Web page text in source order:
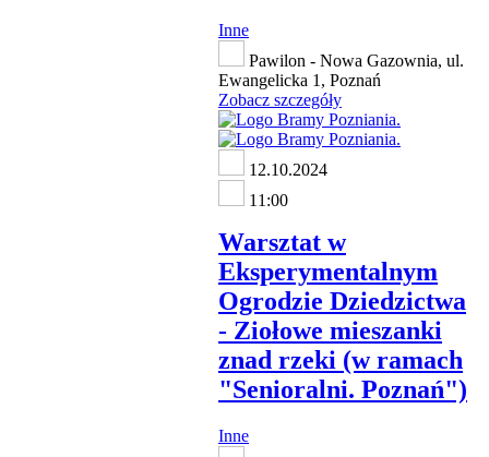
Inne
Pawilon - Nowa Gazownia, ul.
Ewangelicka 1, Poznań
Zobacz szczegóły
12.10.2024
11:00
Warsztat w
Eksperymentalnym
Ogrodzie Dziedzictwa
- Ziołowe mieszanki
znad rzeki (w ramach
"Senioralni. Poznań")
Inne